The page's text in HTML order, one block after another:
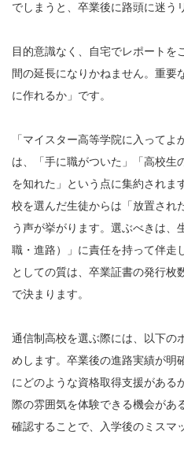
でしまうと、卒業後に路頭に迷う
目的意識なく、自宅でレポートを
間の延長になりかねません。重要
に作れるか」です。
「マイスター高等学院に入ってよ
は、「手に職がついた」「高校生
を知れた」という点に集約されま
校を選んだ生徒からは「放置され
う声が挙がります。選ぶべきは、
職・進路）」に責任を持って伴走
としての質は、卒業証書の発行枚
で決まります。
通信制高校を選ぶ際には、以下の
めします。卒業後の進路実績が明
にどのような資格取得支援がある
際の雰囲気を体験できる機会があ
確認することで、入学後のミスマ